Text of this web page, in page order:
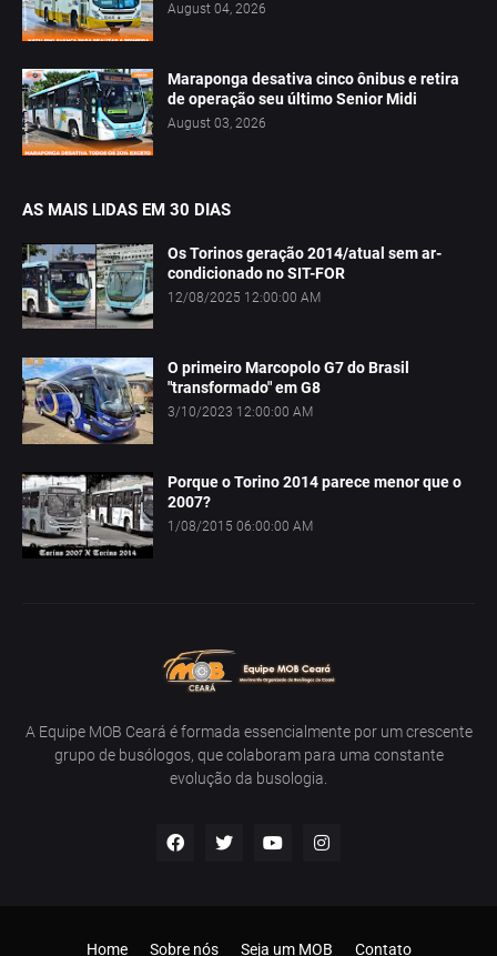
August 04, 2026
Maraponga desativa cinco ônibus e retira
de operação seu último Senior Midi
August 03, 2026
AS MAIS LIDAS EM 30 DIAS
Os Torinos geração 2014/atual sem ar-
condicionado no SIT-FOR
12/08/2025 12:00:00 AM
O primeiro Marcopolo G7 do Brasil
"transformado" em G8
3/10/2023 12:00:00 AM
Porque o Torino 2014 parece menor que o
2007?
1/08/2015 06:00:00 AM
A Equipe MOB Ceará é formada essencialmente por um crescente
grupo de busólogos, que colaboram para uma constante
evolução da busologia.
Home Sobre nós Seja um MOB Contato